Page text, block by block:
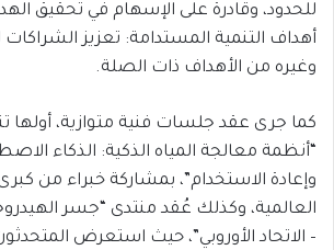
أهداف التنمية المستدامة: تعزيز الشراكات
وغيره من الأهداف ذات الصلة.
كما جرى عقد جلسات فنية متوازية، أولها
“أنظمة معالجة المياه الذكية: الذكاء
وإعادة الاستخدام”، بمشاركة خبراء من
العالمية، وكذلك عُقد منتدى “جسر
– الاتحاد الأوروبي”، حيث استعرض